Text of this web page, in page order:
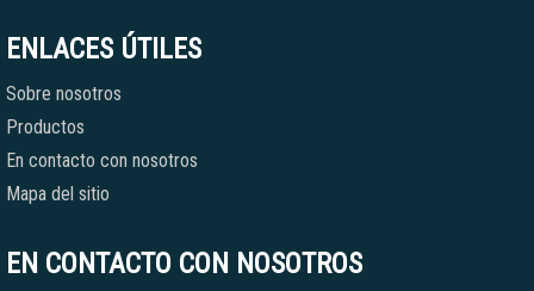
ENLACES ÚTILES
Sobre nosotros
Productos
En contacto con nosotros
Mapa del sitio
EN CONTACTO CON NOSOTROS